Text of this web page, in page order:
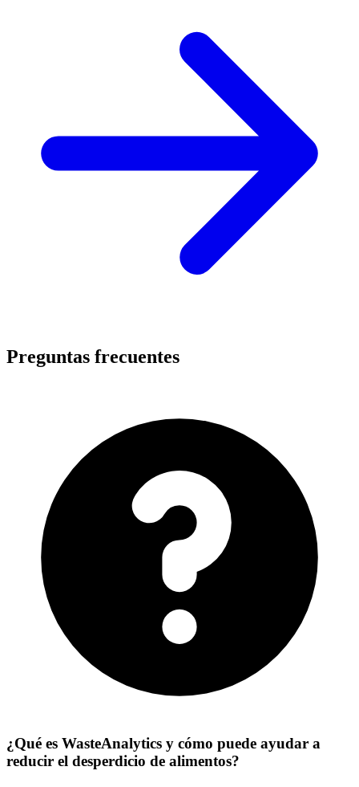
Preguntas frecuentes
¿Qué es WasteAnalytics y cómo puede ayudar a
reducir el desperdicio de alimentos?